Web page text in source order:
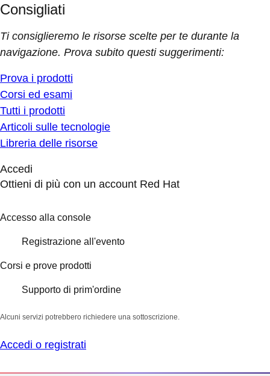
Consigliati
Ti consiglieremo le risorse scelte per te durante la
navigazione. Prova subito questi suggerimenti:
Prova i prodotti
Corsi ed esami
Tutti i prodotti
Articoli sulle tecnologie
Libreria delle risorse
Accedi
Ottieni di più con un account Red Hat
Accesso alla console
Registrazione all'evento
Corsi e prove prodotti
Supporto di prim'ordine
Alcuni servizi potrebbero richiedere una sottoscrizione.
Accedi o registrati